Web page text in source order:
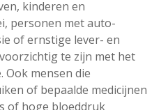
kinderen en
personen met auto-
of ernstige lever- en
te zijn met het
Ook mensen die
of bepaalde medicijnen
of hoge bloeddruk